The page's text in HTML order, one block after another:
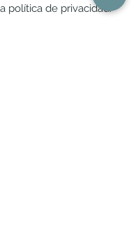
política de privacidad.